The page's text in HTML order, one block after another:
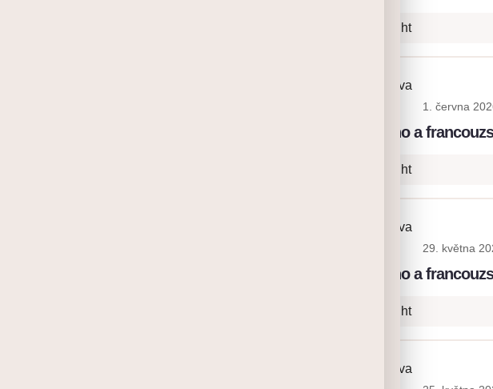
7+ Onsight
Daria Platova
1. června
SmíchOFF: lano a
7+ Onsight
Daria Platova
29. května
SmíchOFF: lano a
7+ Onsight
Daria Platova